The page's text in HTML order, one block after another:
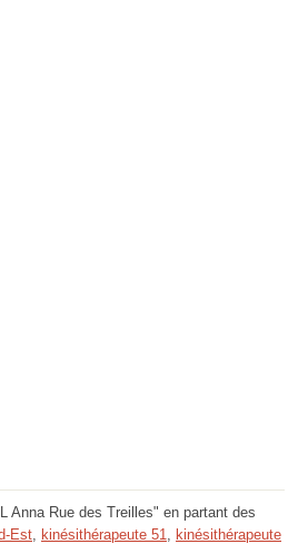
Anna Rue des Treilles" en partant des
Est, kinésithérapeute 51, kinésithérapeute